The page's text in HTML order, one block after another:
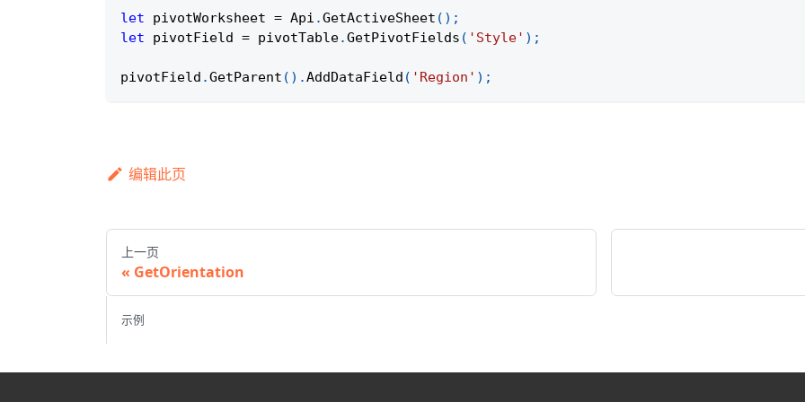
let pivotWorksheet = Api .GetActiveSheet ( ) ;
let pivotField = pivotTable.GetPivotFields ( 'Style' ) ;
pivotField .GetParent ( ) .AddDataField ( 'Region' ) ;
编辑此页
上一页
GetOrientation
示例